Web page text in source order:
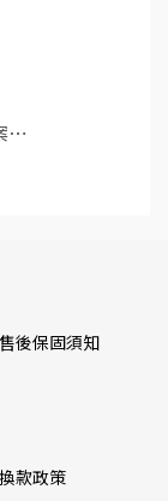
⋯
售後保固須知
款政策